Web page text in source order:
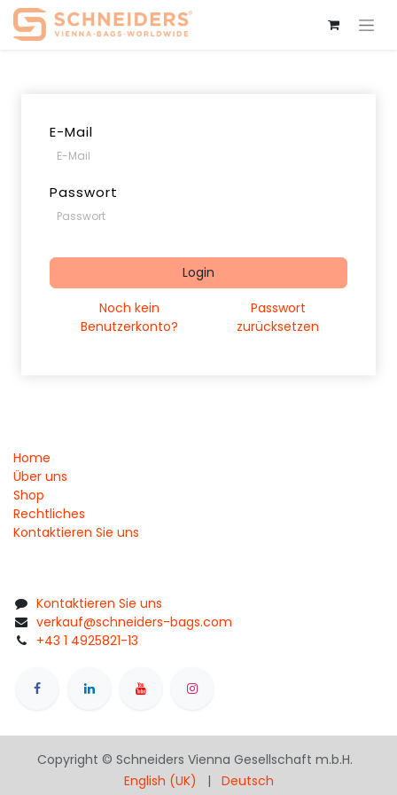
E-Mail
Passwort
Login
Noch kein
Benutzerkonto?
Passwort
zurücksetzen
Home
Über uns
Shop
Rechtliches
Kontaktieren Sie uns
Kontaktieren Sie uns
verkauf@schneiders-bags.com
+43 1 4925821-13
Copyright © Schneiders Vienna Gesellschaft m.b.H.
English (UK)
| Deutsch